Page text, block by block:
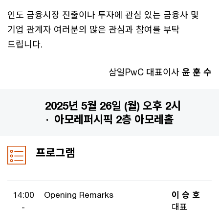
인도 금융시장 진출이나 투자에 관심 있는 금융사 및
기업 관계자 여러분의 많은 관심과 참여를 부탁
드립니다.
삼일PwC 대표이사 윤 훈 수
2025년 5월 26일 (월) 오후 2시
· 아모레퍼시픽 2층 아모레홀
프로그램
14:00
-
Opening Remarks
이 승 호
대표